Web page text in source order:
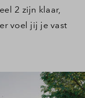
2 zijn klaar,
voel jij je vast